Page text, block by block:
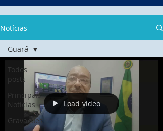
Notícias
Todos
posts
Principais
Notícias
Gravações
Guará
Load video